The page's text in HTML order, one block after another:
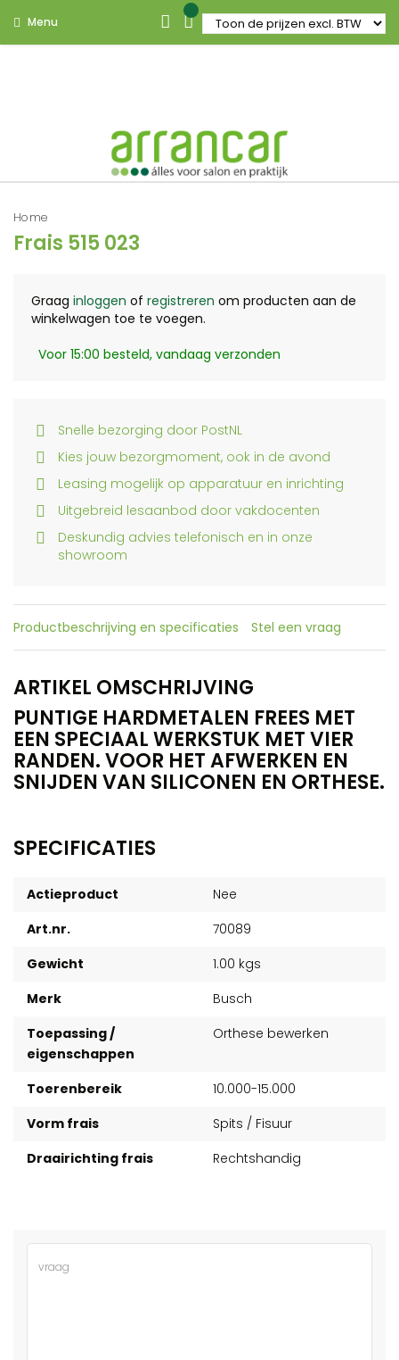
Menu
Home
Frais 515 023
Graag inloggen of registreren om producten aan de
winkelwagen toe te voegen.
Voor 15:00 besteld, vandaag verzonden
Snelle bezorging door PostNL
Kies jouw bezorgmoment, ook in de avond
Leasing mogelijk op apparatuur en inrichting
Uitgebreid lesaanbod door vakdocenten
Deskundig advies telefonisch en in onze
showroom
Productbeschrijving en specificaties Stel een vraag
ARTIKEL OMSCHRIJVING
PUNTIGE HARDMETALEN FREES MET
EEN SPECIAAL WERKSTUK MET VIER
RANDEN. VOOR HET AFWERKEN EN
SNIJDEN VAN SILICONEN EN ORTHESE.
SPECIFICATIES
Actieproduct
Nee
Art.nr.
70089
Gewicht
1.00 kgs
Merk
Busch
Toepassing /
eigenschappen
Orthese bewerken
Toerenbereik
10.000-15.000
Vorm frais
Spits / Fisuur
Draairichting frais
Rechtshandig